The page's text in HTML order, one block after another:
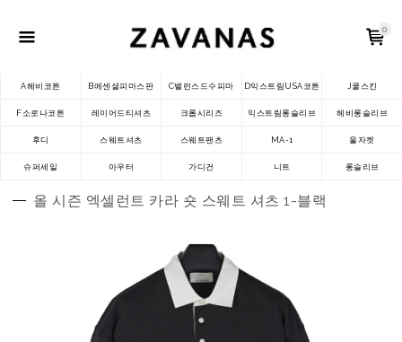
0
A헤비코튼 B에센셜피마스판 C밸런스드수피마 D익스트림USA코튼 J쿨스킨
F소로나코튼 레이어드티셔츠 크롭시리즈 익스트림롱슬리브 헤비롱슬리브
후디 스웨트셔츠 스웨트팬츠 MA-1 울자켓
슈퍼세일 아우터 가디건 니트 롱슬리브
올 시즌 엑셀런트 카라 숏 스웨트 셔츠 1-블랙